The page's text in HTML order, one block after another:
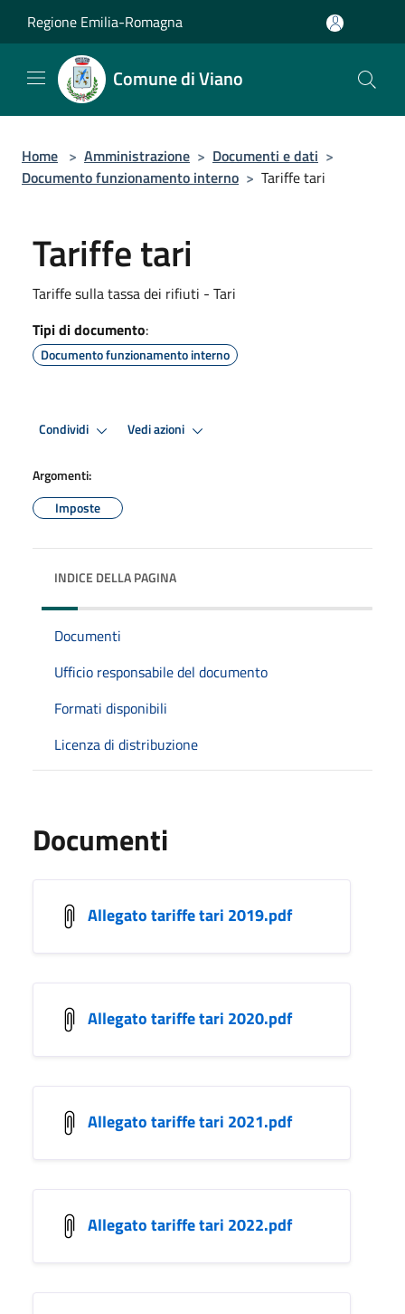
Regione Emilia-Romagna
Comune di Viano
Home > Amministrazione > Documenti e dati >
Documento funzionamento interno > Tariffe tari
Tariffe tari
Tariffe sulla tassa dei rifiuti - Tari
Tipi di documento:
Documento funzionamento interno
Condividi Vedi azioni
Argomenti:
Imposte
INDICE DELLA PAGINA
Documenti
Ufficio responsabile del documento
Formati disponibili
Licenza di distribuzione
Documenti
Allegato tariffe tari 2019.pdf
Allegato tariffe tari 2020.pdf
Allegato tariffe tari 2021.pdf
Allegato tariffe tari 2022.pdf